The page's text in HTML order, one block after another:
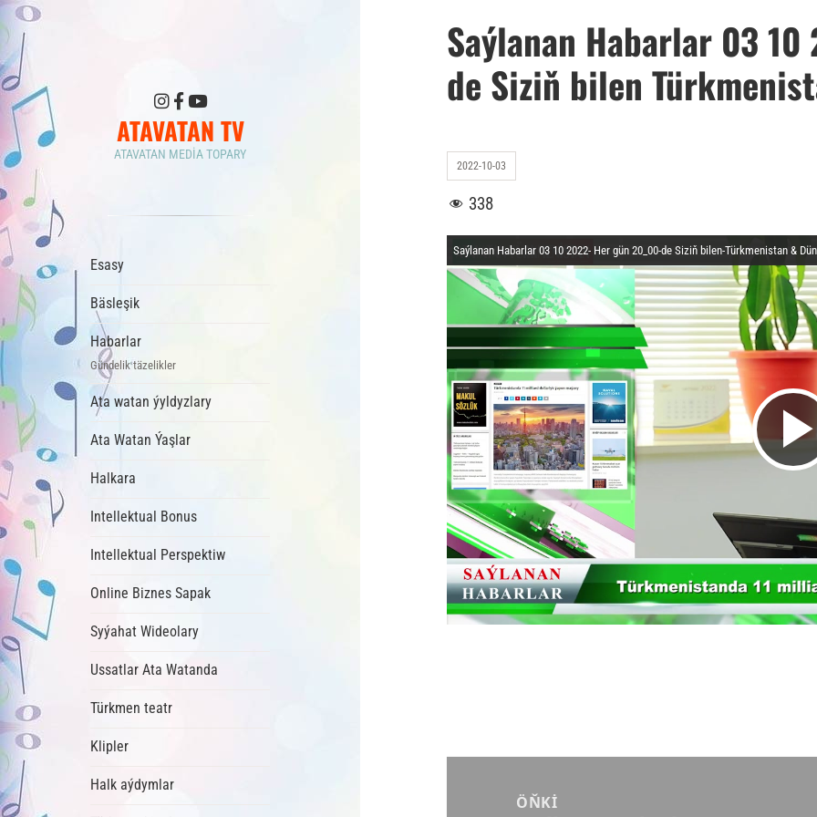
ATAVATAN TV
ATAVATAN MEDIA TOPARY
Esasy
Bäsleşik
Habarlar
Gündelik täzelikler
Ata watan ýyldyzlary
Ata Watan Ýaşlar
Halkara
Intellektual Bonus
Intellektual Perspektiw
Online Biznes Sapak
Syýahat Wideolary
Ussatlar Ata Watanda
Türkmen teatr
Klipler
Halk aýdymlar
Saýlanan Habarlar 03
de Siziň bilen
2022-10-03
338
Saýlanan Habarlar 03 10 2022- Her gün 20_00-de Siziň bilen-Türkmenistan &
ÖŇKI